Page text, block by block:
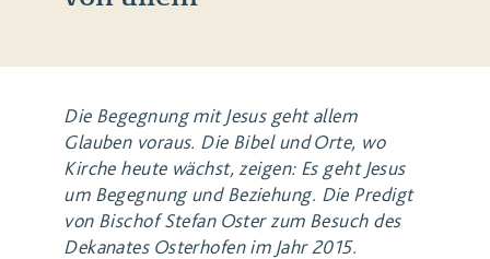
Die Begegnung mit Jesus geht allem
Glauben voraus. Die Bibel und Orte, wo
Kirche heute wächst, zeigen: Es geht Jesus
um Begegnung und Beziehung. Die Predigt
von Bischof Stefan Oster zum Besuch des
Dekanates Osterhofen im Jahr 2015.